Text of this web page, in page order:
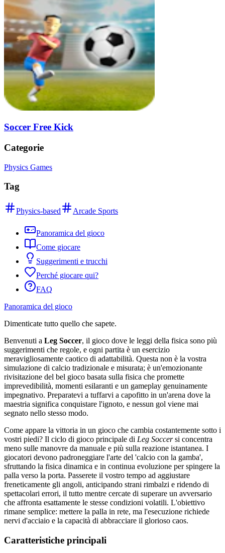
Soccer Free Kick
Categorie
Physics Games
Tag
Physics-based Arcade Sports
Panoramica del gioco
Come giocare
Suggerimenti e trucchi
Perché giocare qui?
FAQ
Panoramica del gioco
Dimenticate tutto quello che sapete.
Benvenuti a Leg Soccer, il gioco dove le leggi della fisica sono più
suggerimenti che regole, e ogni partita è un esercizio
meravigliosamente caotico di adattabilità. Questa non è la vostra
simulazione di calcio tradizionale e misurata; è un'emozionante
rivisitazione del bel gioco basata sulla fisica che promette
imprevedibilità, momenti esilaranti e un gameplay genuinamente
impegnativo. Preparatevi a tuffarvi a capofitto in un'arena dove la
maestria significa conquistare l'ignoto, e nessun gol viene mai
segnato nello stesso modo.
Come appare la vittoria in un gioco che cambia costantemente sotto i
vostri piedi? Il ciclo di gioco principale di Leg Soccersi concentra
meno sulle manovre da manuale e più sulla reazione istantanea. I
giocatori devono padroneggiare l'arte del 'calcio con la gamba',
sfruttando la fisica dinamica e in continua evoluzione per spingere la
palla verso la porta. Passerete il vostro tempo ad aggiustare
freneticamente gli angoli, anticipando strani rimbalzi e ridendo di
spettacolari errori, il tutto mentre cercate di superare un avversario
che affronta esattamente le stesse condizioni volatili. L'obiettivo
rimane semplice: mettere la palla in rete, ma l'esecuzione richiede
nervi d'acciaio e la capacità di abbracciare il glorioso caos.
Caratteristiche principali